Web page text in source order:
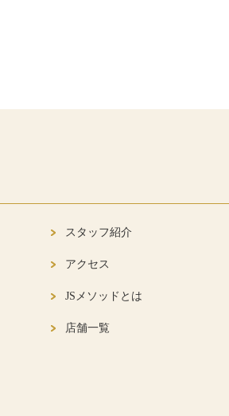
スタッフ紹介
アクセス
JSメソッドとは
店舗一覧